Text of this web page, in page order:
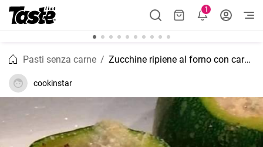
1
Pasti senza carne Zucchine ripiene al forno con carne macinata
cookinstar